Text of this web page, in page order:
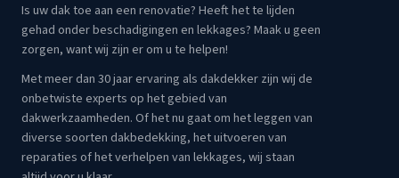
Is uw dak toe aan een renovatie? Heeft het te lijden
gehad onder beschadigingen en lekkages? Maak u geen
zorgen, want wij zijn er om u te helpen!
Met meer dan 30 jaar ervaring als dakdekker zijn wij de
onbetwiste experts op het gebied van
dakwerkzaamheden. Of het nu gaat om het leggen van
diverse soorten dakbedekking, het uitvoeren van
reparaties of het verhelpen van lekkages, wij staan